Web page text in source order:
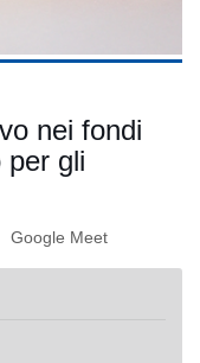
nei fondi
per gli
Google Meet